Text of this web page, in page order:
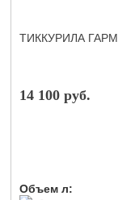
ТИККУРИЛА
14 100 руб.
Объем л: